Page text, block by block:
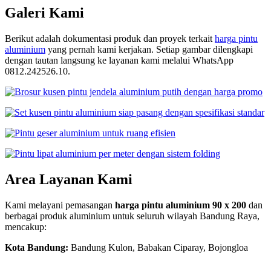
Galeri Kami
Berikut adalah dokumentasi produk dan proyek terkait harga pintu
aluminium yang pernah kami kerjakan. Setiap gambar dilengkapi
dengan tautan langsung ke layanan kami melalui WhatsApp
0812.242526.10.
Area Layanan Kami
Kami melayani pemasangan harga pintu aluminium 90 x 200 dan
berbagai produk aluminium untuk seluruh wilayah Bandung Raya,
mencakup:
Kota Bandung: Bandung Kulon, Babakan Ciparay, Bojongloa